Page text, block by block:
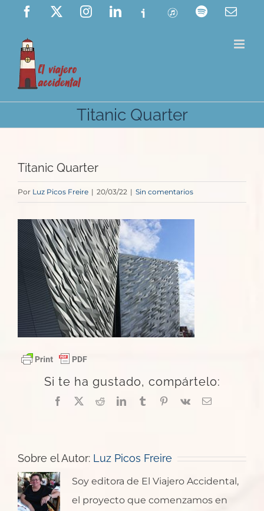
Saltar
contenido
Facebook InstagramLinkedIn
Ivoox ITunes Spotify
Titanic Quarter
Titanic Quarter
Por Luz Picos Freire | 20/03/22 | Sin comentarios
Si te ha gustado, compártelo:
Facebook
X RedditLinkedInTumblrPinterest
Vk
Correo
Sobre el Autor: Luz Picos Freire
Soy editora de El Viajero Accidental,
el proyecto que comenzamos en